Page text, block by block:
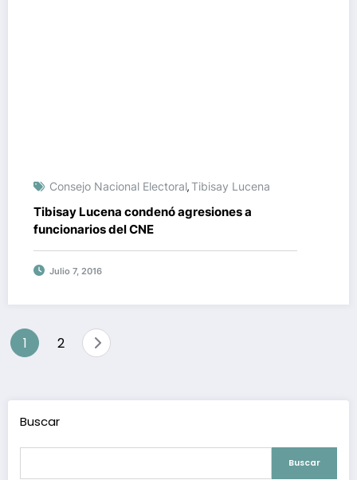
Consejo Nacional Electoral,Tibisay Lucena
Tibisay Lucena condenó agresiones a
funcionarios del CNE
Julio 7, 2016
Paginación
1 2
Buscar
Buscar